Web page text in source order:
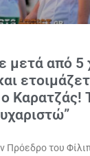
μετά από 5
Καρατζάς!
Πρόεδρο του